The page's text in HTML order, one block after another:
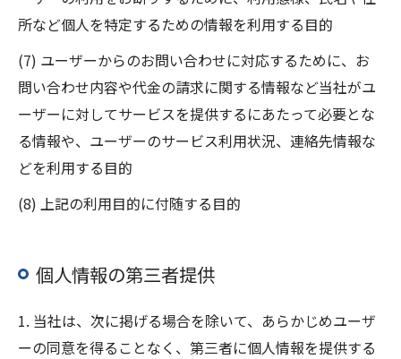
所など個人を特定するための情報を利用する目的
(7) ユーザーからのお問い合わせに対応するために、お
問い合わせ内容や代金の請求に関する情報など当社がユ
ーザーに対してサービスを提供するにあたって必要とな
る情報や、ユーザーのサービス利用状況、連絡先情報な
どを利用する目的
(8) 上記の利用目的に付随する目的
個人情報の第三者提供
1. 当社は、次に掲げる場合を除いて、あらかじめユーザ
ーの同意を得ることなく、第三者に個人情報を提供する